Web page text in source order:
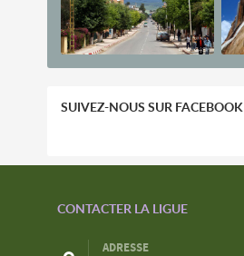
SUIVEZ-NOUS SUR FACEBOOK
CONTACTER LA LIGUE
ADRESSE